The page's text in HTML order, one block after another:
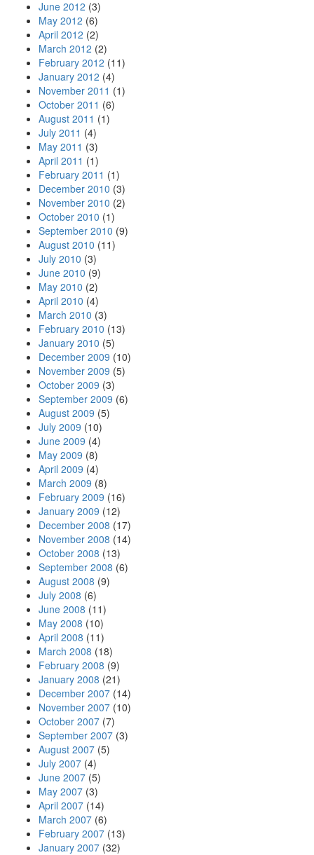
June 2012 (3)
May 2012 (6)
April 2012 (2)
March 2012 (2)
February 2012 (11)
January 2012 (4)
November 2011 (1)
October 2011 (6)
August 2011 (1)
July 2011 (4)
May 2011 (3)
April 2011 (1)
February 2011 (1)
December 2010 (3)
November 2010 (2)
October 2010 (1)
September 2010 (9)
August 2010 (11)
July 2010 (3)
June 2010 (9)
May 2010 (2)
April 2010 (4)
March 2010 (3)
February 2010 (13)
January 2010 (5)
December 2009 (10)
November 2009 (5)
October 2009 (3)
September 2009 (6)
August 2009 (5)
July 2009 (10)
June 2009 (4)
May 2009 (8)
April 2009 (4)
March 2009 (8)
February 2009 (16)
January 2009 (12)
December 2008 (17)
November 2008 (14)
October 2008 (13)
September 2008 (6)
August 2008 (9)
July 2008 (6)
June 2008 (11)
May 2008 (10)
April 2008 (11)
March 2008 (18)
February 2008 (9)
January 2008 (21)
December 2007 (14)
November 2007 (10)
October 2007 (7)
September 2007 (3)
August 2007 (5)
July 2007 (4)
June 2007 (5)
May 2007 (3)
April 2007 (14)
March 2007 (6)
February 2007 (13)
January 2007 (32)